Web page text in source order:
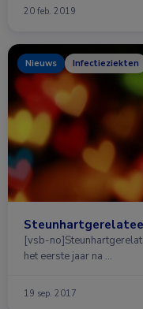
20 feb. 2019
Nieuws Infectieziekten
[vsb-
het eerste jaar na …
19 sep. 2017